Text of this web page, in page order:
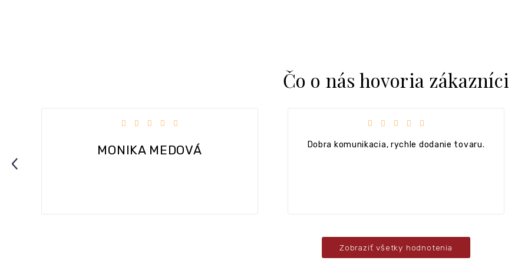
Čo o nás hovoria zákazníci
Previous
MONIKA MEDOVÁ
Hodnotenie obchodu je 5 z 5 hviezdičiek. Hodnotenie obchodu je 5 z 5 hviezdičiek.
Dobra komunikacia, rychle dodanie tovaru.
Zobraziť všetky hodnotenia